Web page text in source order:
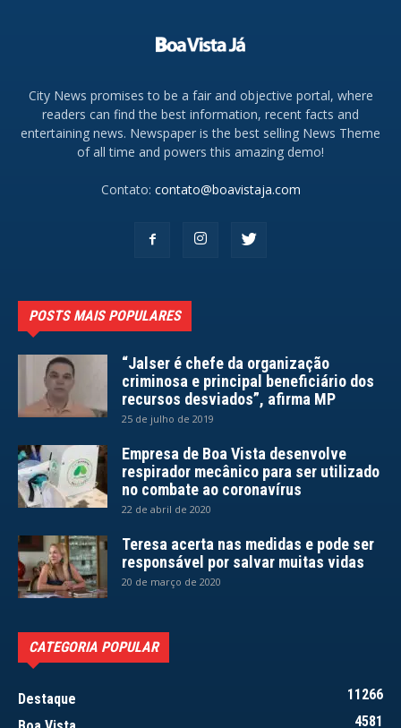
City News promises to be a fair and objective portal, where
readers can find the best information, recent facts and
entertaining news. Newspaper is the best selling News Theme
of all time and powers this amazing demo!
Contato: contato@boavistaja.com
POSTS MAIS POPULARES
“Jalser é chefe da organização
criminosa e principal beneficiário dos
recursos desviados”, afirma MP
25 de julho de 2019
Empresa de Boa Vista desenvolve
respirador mecânico para ser utilizado
no combate ao coronavírus
22 de abril de 2020
Teresa acerta nas medidas e pode ser
responsável por salvar muitas vidas
20 de março de 2020
CATEGORIA POPULAR
Destaque
11266
4581